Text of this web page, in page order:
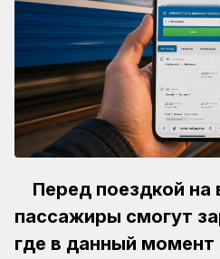
Перед поездкой на
пассажиры смогут
где в данный момент